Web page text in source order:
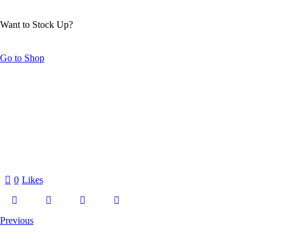
Want to Stock Up?
Go to Shop
0 Likes
Previous